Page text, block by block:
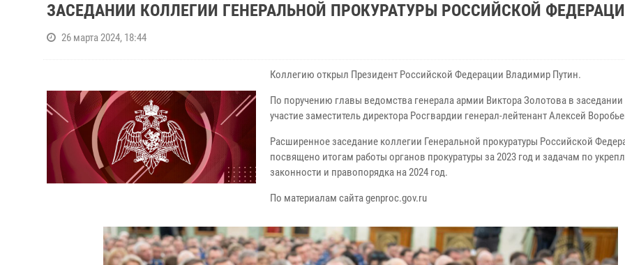
ЗАСЕДАНИИ КОЛЛЕГИИ ГЕНЕРАЛЬНОЙ ПРОКУРАТУРЫ РОССИЙСКОЙ
26 марта 2024, 18:44
Коллегию открыл Президент Российской Федерации Владимир Путин.
По поручению главы ведомства генерала армии Виктора Золотова в
участие заместитель директора Росгвардии генерал-лейтенант Алексей
Расширенное заседание коллегии Генеральной прокуратуры Российской
посвящено итогам работы органов прокуратуры за 2023 год и задачам по
законности и правопорядка на 2024 год.
По материалам сайта genproc.gov.ru